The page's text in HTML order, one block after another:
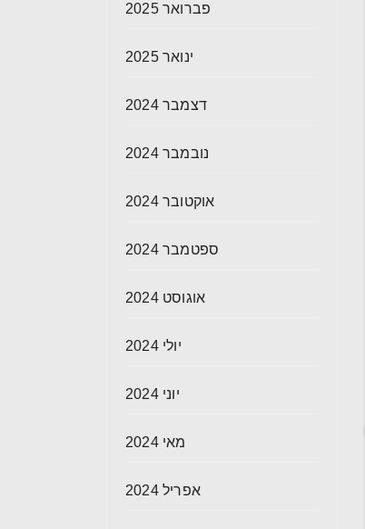
פברואר 2025
ינואר 2025
דצמבר 2024
נובמבר 2024
אוקטובר 2024
ספטמבר 2024
אוגוסט 2024
יולי 2024
יוני 2024
מאי 2024
אפריל 2024